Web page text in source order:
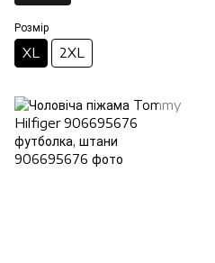
Розмір
XL 2XL